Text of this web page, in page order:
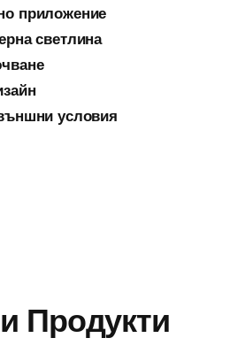
приложение
светлина
условия
Продукти